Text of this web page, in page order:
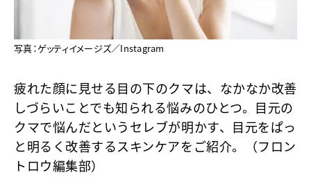
写真：ゲッティイメージズ／Instagram
疲れた顔に見せる目の下のクマは、なかなか改善
しづらいことでも知られる悩みのひとつ。目元の
クマで悩んだというセレブが明かす、目元をぱっ
と明るく改善するスキンケアをご紹介。（フロン
トロウ編集部）